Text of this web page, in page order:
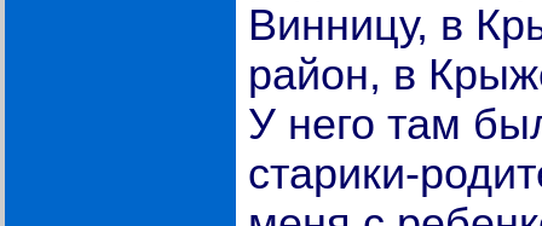
Винницу, в
район, в
У него там
старики-